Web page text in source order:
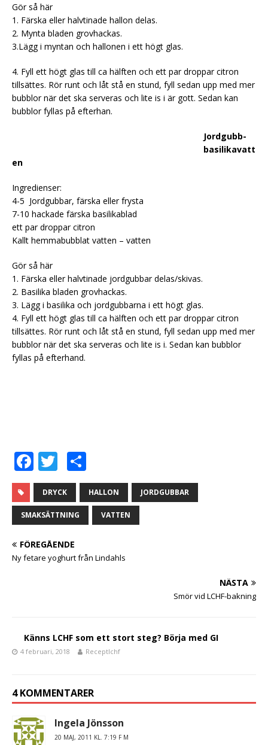
Gör så här
1. Färska eller halvtinade hallon delas.
2. Mynta bladen grovhackas.
3.Lägg i myntan och hallonen i ett högt glas.
4. Fyll ett högt glas till ca hälften och ett par droppar citron
tillsättes. Rör runt och låt stå en stund, fyll sedan upp med mer
bubblor när det ska serveras och lite is i är gott. Sedan kan
bubblor fyllas på efterhan.
Jordgubb-
basilikavatt
en
Ingredienser:
4-5 Jordgubbar, färska eller frysta
7-10 hackade färska basilikablad
ett par droppar citron
Kallt hemmabubblat vatten – vatten
Gör så här
1. Färska eller halvtinade jordgubbar delas/skivas.
2. Basilika bladen grovhackas.
3. Lägg i basilika och jordgubbarna i ett högt glas.
4. Fyll ett högt glas till ca hälften och ett par droppar citron
tillsättes. Rör runt och låt stå en stund, fyll sedan upp med mer
bubblor när det ska serveras och lite is i. Sedan kan bubblor
fyllas på efterhand.
F
a
c
e
b
o
T
w
it
te
r
el
a
DRYCK HALLON JORDGUBBAR
SMAKSÄTTNING VATTEN
FÖREGÅENDE
Ny fetare yoghurt från Lindahls
NÄSTA
Smör vid LCHF-bakning
Känns LCHF som ett stort steg? Börja med GI
4 februari, 2018 Receptlchf
4 KOMMENTARER
Ingela Jönsson
20 MAJ, 2011 KL. 7:19 F M